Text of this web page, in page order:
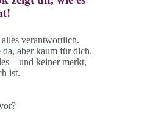
verantwortlich.
aber kaum für dich.
– und keiner merkt,
ist.